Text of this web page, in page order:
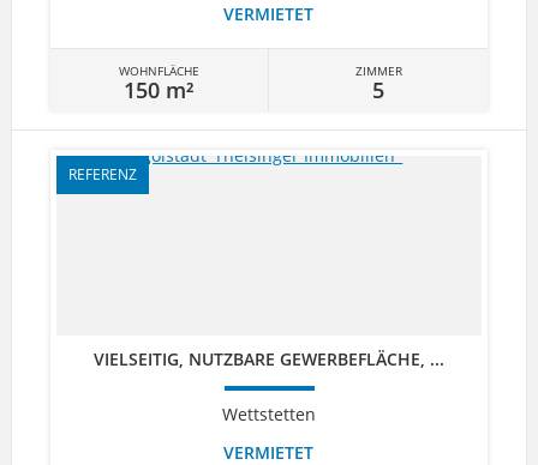
VERMIETET
WOHNFLÄCHE
150 m²
ZIMMER
5
REFERENZ
VIELSEITIG, NUTZBARE GEWERBEFLÄCHE, ...
Wettstetten
VERMIETET